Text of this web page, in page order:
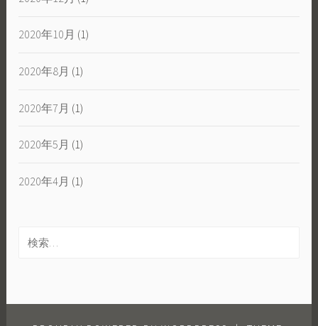
2020年10月 (1)
2020年8月 (1)
2020年7月 (1)
2020年5月 (1)
2020年4月 (1)
索: